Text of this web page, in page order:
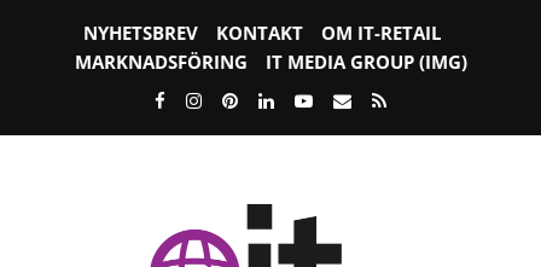
NYHETSBREV KONTAKT
OM IT-RETAIL
MARKNADSFÖRING
IT MEDIA GROUP (IMG)